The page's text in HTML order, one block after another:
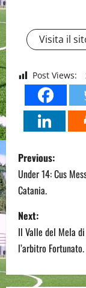
Visita il
Post Views:
P
o
s
t
n
a
Previous:
Under 14: Cus
Catania.
Next:
Il Valle del Mela
l’arbitro Fortunato.